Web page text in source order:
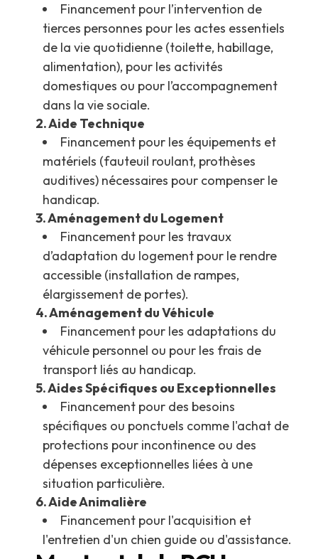
Financement pour l’intervention de
tierces personnes pour les actes essentiels
de la vie quotidienne (toilette, habillage,
alimentation), pour les activités
domestiques ou pour l’accompagnement
dans la vie sociale.
2. Aide Technique
Financement pour les équipements et
matériels (fauteuil roulant, prothèses
auditives) nécessaires pour compenser le
handicap.
3. Aménagement du Logement
Financement pour les travaux
d’adaptation du logement pour le rendre
accessible (installation de rampes,
élargissement de portes).
4. Aménagement du Véhicule
Financement pour les adaptations du
véhicule personnel ou pour les frais de
transport liés au handicap.
5. Aides Spécifiques ou Exceptionnelles
Financement pour des besoins
spécifiques ou ponctuels comme l'achat de
protections pour incontinence ou des
dépenses exceptionnelles liées à une
situation particulière.
6. Aide Animalière
Financement pour l'acquisition et
l'entretien d'un chien guide ou d'assistance.